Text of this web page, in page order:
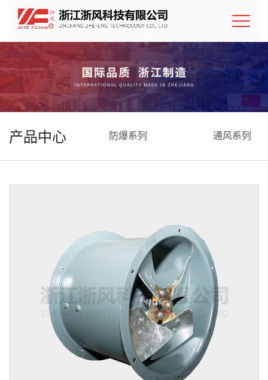
产品中心 防爆系列 通风系列